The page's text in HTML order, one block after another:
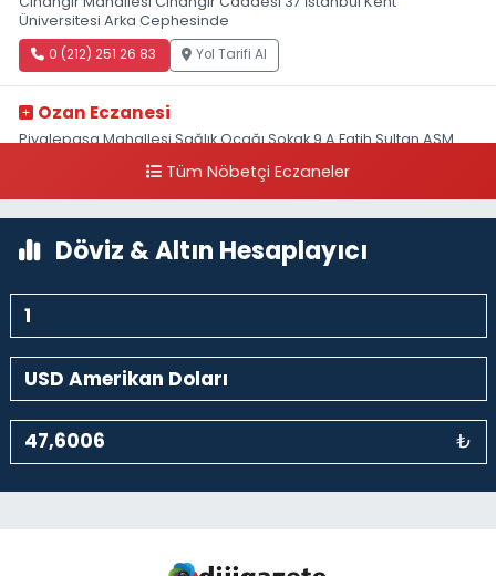
Üniversitesi Arka Cephesinde
0 (212) 251 26 83 Yol Tarifi Al
Ozan Eczanesi
Piyalepaşa Mahallesi Sağlık Ocağı Sokak 9 A Fatih Sultan ASM
Tüm Nöbetçi Eczaneler
Döviz & Altın Hesaplayıcı
₺